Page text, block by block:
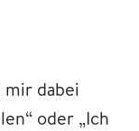
mir dabei
oder „Ich